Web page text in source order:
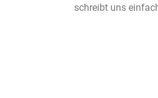
schreibt uns